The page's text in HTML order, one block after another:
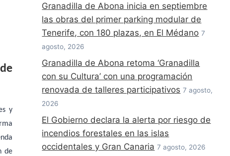
y
de
Granadilla de Abona inicia en septiembre
las obras del primer parking modular de
Tenerife, con 180 plazas, en El Médano 7
agosto, 2026
Granadilla de Abona retoma ‘Granadilla
con su Cultura’ con una programación
renovada de talleres participativos 7 agosto,
2026
El Gobierno declara la alerta por riesgo de
incendios forestales en las islas
occidentales y Gran Canaria 7 agosto, 2026